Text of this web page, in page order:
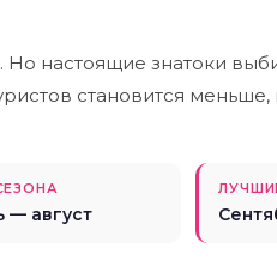
Но настоящие знатоки
становится меньше,
— август